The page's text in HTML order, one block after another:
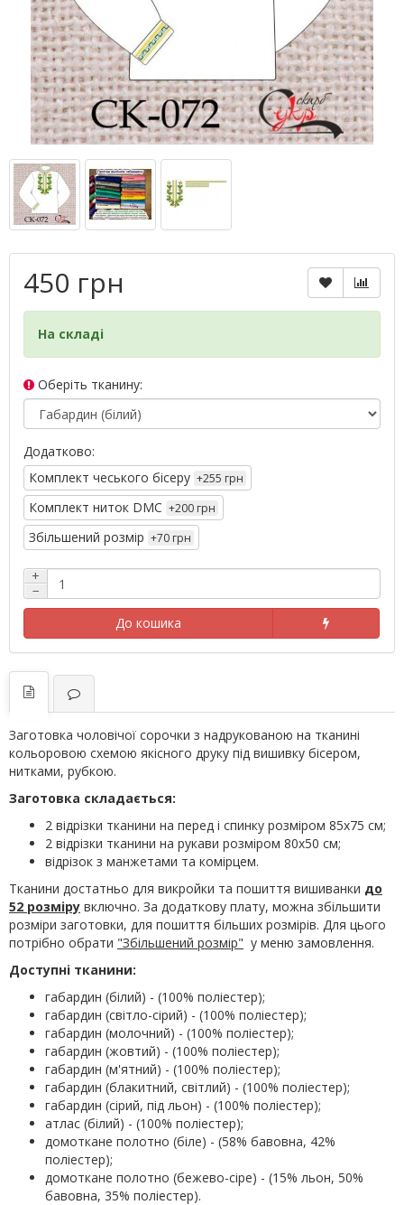
450 грн
На складі
Оберіть тканину:
Додатково:
Комплект чеського бісеру +255 грн
Комплект ниток DMC +200 грн
Збільшений розмір +70 грн
+
−
До кошика
Заготовка чоловічої сорочки з надрукованою на тканині
кольоровою схемою якісного друку під вишивку бісером,
нитками, рубкою.
Заготовка складається:
2 відрізки тканини на перед і спинку розміром 85х75 см;
2 відрізки тканини на рукави розміром 80х50 см;
відрізок з манжетами та комірцем.
Тканини достатньо для викройки та пошиття вишиванки до
52 розміру включно. За додаткову плату, можна збільшити
розміри заготовки, для пошиття більших розмірів. Для цього
потрібно обрати "Збільшений розмір" у меню замовлення.
Доступні тканини:
габардин (білий) - (100% поліестер);
габардин (світло-сірий) - (100% поліестер);
габардин (молочний) - (100% поліестер);
габардин (жовтий) - (100% поліестер);
габардин (м'ятний) - (100% поліестер);
габардин (блакитний, світлий) - (100% поліестер);
габардин (сірий, під льон) - (100% поліестер);
атлас (білий) - (100% поліестер);
домоткане полотно (біле) - (58% бавовна, 42%
поліестер);
домоткане полотно (бежево-сіре) - (15% льон, 50%
бавовна, 35% поліестер).